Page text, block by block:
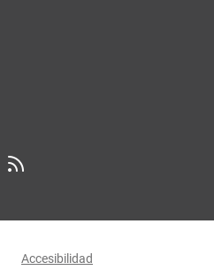
Accesibilidad